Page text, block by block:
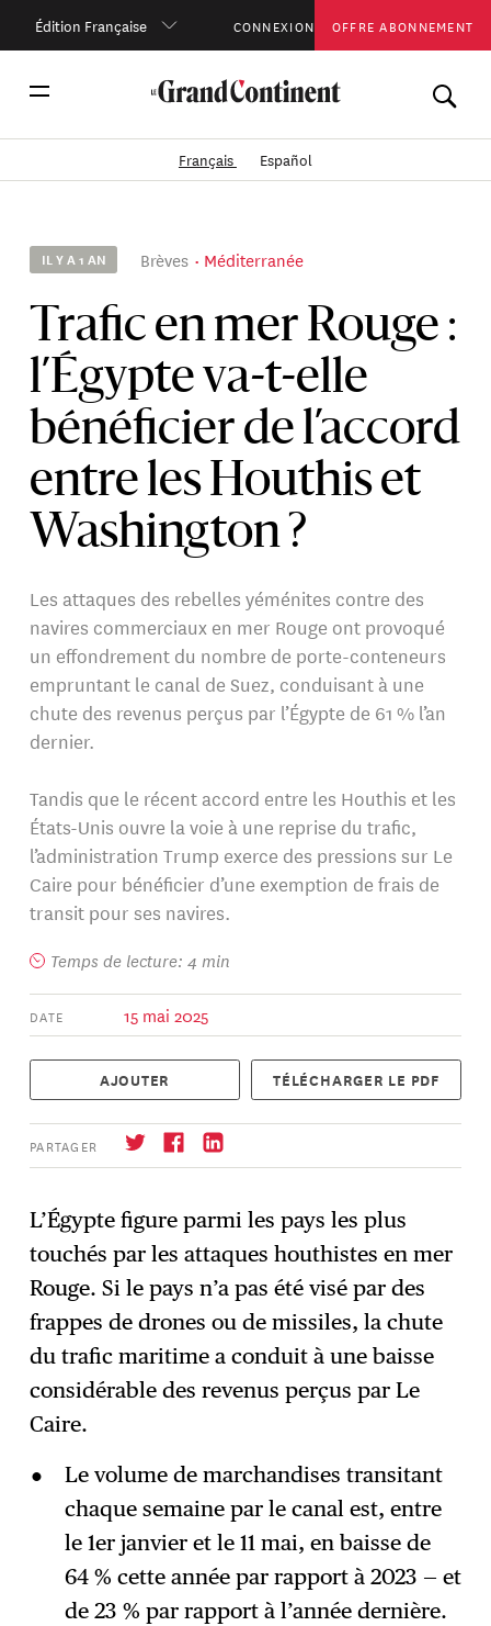
Édition Française CONNEXION OFFRE ABONNEMENT
Français Español
IL Y A 1 AN Brèves Méditerranée
Trafic en mer Rouge :
l’Égypte va-t-elle
bénéficier de l’accord
entre les Houthis et
Washington ?
Les attaques des rebelles yéménites contre des
navires commerciaux en mer Rouge ont provoqué
un effondrement du nombre de porte-conteneurs
empruntant le canal de Suez, conduisant à une
chute des revenus perçus par l’Égypte de 61 % l’an
dernier.
Tandis que le récent accord entre les Houthis et les
États-Unis ouvre la voie à une reprise du trafic,
l’administration Trump exerce des pressions sur Le
Caire pour bénéficier d’une exemption de frais de
transit pour ses navires.
Temps de lecture: 4 min
DATE 15 mai 2025
AJOUTER TÉLÉCHARGER LE PDF
PARTAGER
→ S'abonner
L’Égypte figure parmi les pays les plus
touchés par les attaques houthistes en mer
Rouge. Si le pays n’a pas été visé par des
frappes de drones ou de missiles, la chute
du trafic maritime a conduit à une baisse
considérable des revenus perçus par Le
Caire.
Le volume de marchandises transitant
chaque semaine par le canal est, entre
le 1er janvier et le 11 mai, en baisse de
64 % cette année par rapport à 2023 — et
de 23 % par rapport à l’année dernière.